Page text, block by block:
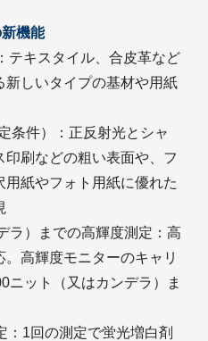
機能
テキスタイル、合皮革など
新しいタイプの基材や用紙
条件）：正反射光とシャ
印刷などの粗い表面や、フ
用紙やフォト用紙に優れた
ラ）までの高輝度測定：高
高輝度モニターのキャリ
ニット（又はカンデラ）ま
：1回の測定で蛍光増白剤